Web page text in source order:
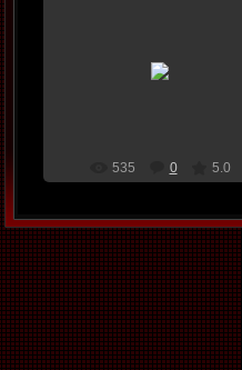
535 0 5.0